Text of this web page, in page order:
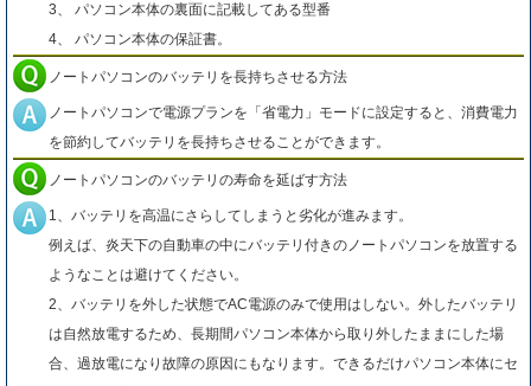
3、 パソコン本体の裏面に記載してある型番
4、 パソコン本体の保証書。
ノートパソコンのバッテリを長持ちさせる方法
ノートパソコンで電源プランを「省電力」モードに設定すると、消費電力
を節約してバッテリを長持ちさせることができます。
ノートパソコンのバッテリの寿命を延ばす方法
1、バッテリを高温にさらしてしまうと劣化が進みます。
例えば、炎天下の自動車の中にバッテリ付きのノートパソコンを放置する
ようなことは避けてください。
2、バッテリを外した状態でAC電源のみで使用はしない。外したバッテリ
は自然放電するため、長期間パソコン本体から取り外したままにした場
合、過放電になり故障の原因にもなります。できるだけパソコン本体にセ